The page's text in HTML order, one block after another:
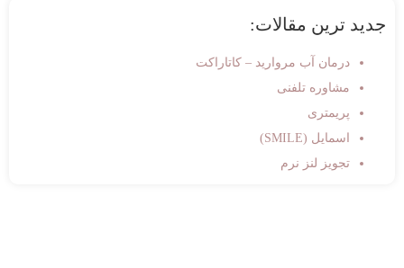
جدید ترین مقالات:
درمان آب مروارید – کاتاراکت
مشاوره تلفنی
پریمتری
اسمایل (SMILE)
تجویز لنز نرم